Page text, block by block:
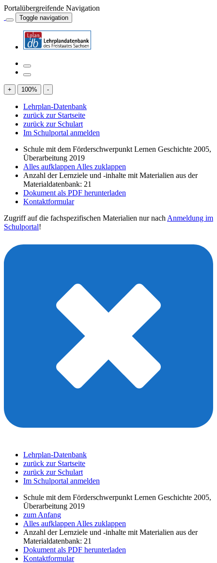
Portalübergreifende Navigation
Toggle navigation
+ 100% -
Lehrplan-Datenbank
zurück zur Startseite
zurück zur Schulart
Im Schulportal anmelden
Schule mit dem Förderschwerpunkt Lernen Geschichte 2005,
Überarbeitung 2019
Alles aufklappen Alles zuklappen
Anzahl der Lernziele und -inhalte mit Materialien aus der
Materialdatenbank: 21
Dokument als PDF herunterladen
Kontaktformular
Zugriff auf die fachspezifischen Materialien nur nach Anmeldung im
Schulportal!
Lehrplan-Datenbank
zurück zur Startseite
zurück zur Schulart
Im Schulportal anmelden
Schule mit dem Förderschwerpunkt Lernen Geschichte 2005,
Überarbeitung 2019
zum Anfang
Alles aufklappen Alles zuklappen
Anzahl der Lernziele und -inhalte mit Materialien aus der
Materialdatenbank: 21
Dokument als PDF herunterladen
Kontaktformular